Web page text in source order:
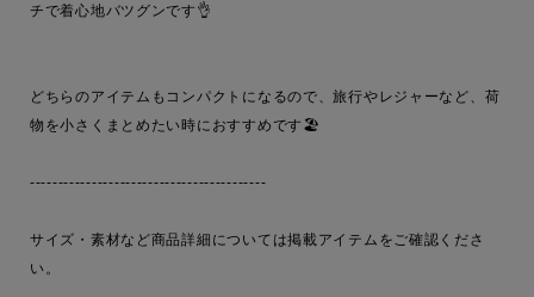
チで着心地バツグンです👌
どちらのアイテムもコンパクトになるので、旅行やレジャーなど、荷
物を小さくまとめたい時におすすめです🏖️
------------------------------------------
サイズ・素材など商品詳細については掲載アイテムをご確認くださ
い。